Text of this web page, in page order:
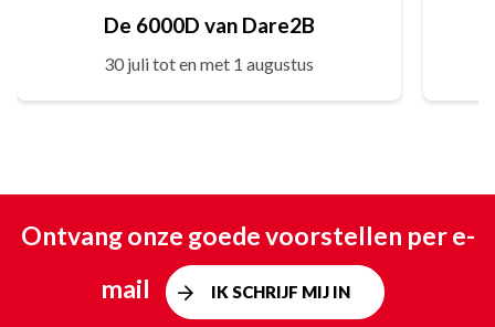
De 6000D van Dare2B
30 juli tot en met 1 augustus
Ontvang onze goede voorstellen per e-
mail
IK SCHRIJF MIJ IN